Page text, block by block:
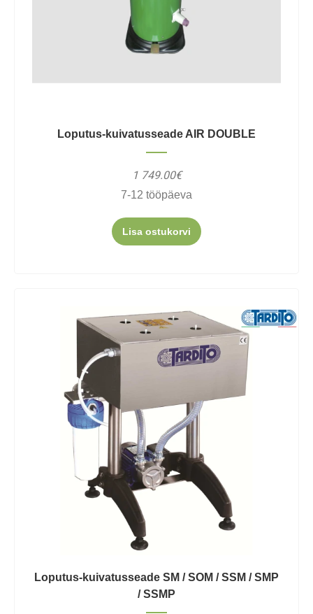
Loputus-kuivatusseade AIR DOUBLE
1 749.00€
7-12 tööpäeva
Lisa ostukorvi
Loputus-kuivatusseade SM / SOM / SSM / SMP
/ SSMP